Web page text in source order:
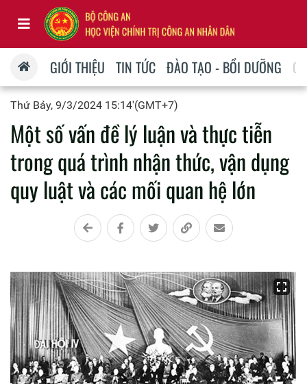
GIỚI THIỆU TIN TỨC ĐÀO TẠO - BỒI DƯỠNG
Thứ Bảy, 9/3/2024 15:14'(GMT+7)
Một số vấn đề lý luận và thực tiễn
trong quá trình nhận thức, vận dụng
quy luật và các mối quan hệ lớn